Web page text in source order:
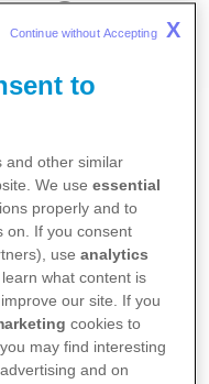
®
enjektör
to
and other similar
We useessential
properly and to
on. If you consent
useanalytics
what content is
our site. If you
cookies to
may find interesting
and on
Continue without Accepting X